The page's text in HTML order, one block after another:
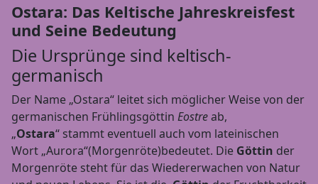
Ostara: Das Keltische Jahreskreisfest
und Seine Bedeutung
Die Ursprünge sind keltisch-
germanisch
Der Name „Ostara“ leitet sich möglicher Weise von der
germanischen Frühlingsgöttin Eostreab,
„Ostara“ stammt eventuell auch vom lateinischen
Wort „Aurora“(Morgenröte)bedeutet. Die Göttin der
Morgenröte steht für das Wiedererwachen von Natur